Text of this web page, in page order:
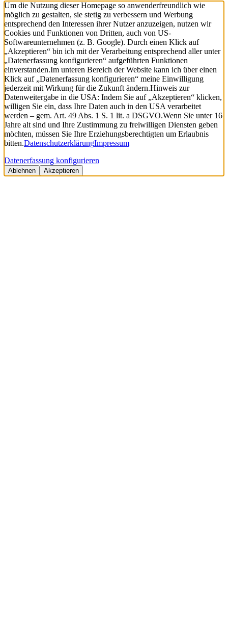
Um die Nutzung dieser Homepage so anwenderfreundlich wie
möglich zu gestalten, sie stetig zu verbessern und Werbung
entsprechend den Interessen ihrer Nutzer anzuzeigen, nutzen wir
Cookies und Funktionen von Dritten, auch von US-
Softwareunternehmen (z. B. Google). Durch einen Klick auf
„Akzeptieren“ bin ich mit der Verarbeitung entsprechend aller unter
„Datenerfassung konfigurieren“ aufgeführten Funktionen
einverstanden.Im unteren Bereich der Website kann ich über einen
Klick auf „Datenerfassung konfigurieren“ meine Einwilligung
jederzeit mit Wirkung für die Zukunft ändern.Hinweis zur
Datenweitergabe in die USA: Indem Sie auf „Akzeptieren“ klicken,
willigen Sie ein, dass Ihre Daten auch in den USA verarbeitet
werden – gem. Art. 49 Abs. 1 S. 1 lit. a DSGVO.Wenn Sie unter 16
Jahre alt sind und Ihre Zustimmung zu freiwilligen Diensten geben
möchten, müssen Sie Ihre Erziehungsberechtigten um Erlaubnis
bitten.DatenschutzerklärungImpressum
Datenerfassung konfigurieren
Ablehnen Akzeptieren